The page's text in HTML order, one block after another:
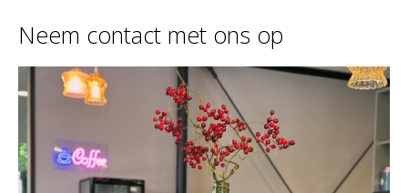
Neem contact met ons op